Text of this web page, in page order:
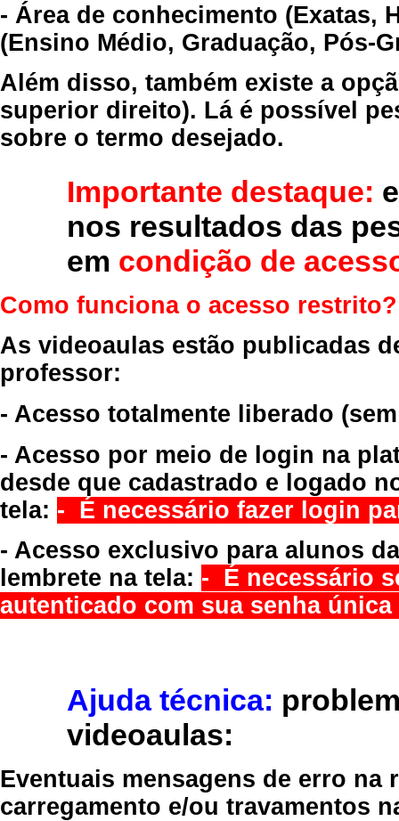
- Área de conhecimento (Exatas,
(Ensino Médio, Graduação, Pós-
Além disso, também existe a
superior direito). Lá é possível
sobre o termo desejado.
Importante destaque:
nos resultados das
em condição de
Como funciona o acesso restrito?
As videoaulas estão publicadas
professor:
- Acesso totalmente liberado
- Acesso por meio de login na
desde que cadastrado e logado
tela: - É necessário fazer login
- Acesso exclusivo para alunos
lembrete na tela: - É necessário
autenticado com sua senha
Ajuda técnica:
videoaulas:
Eventuais mensagens de erro
carregamento e/ou travamentos